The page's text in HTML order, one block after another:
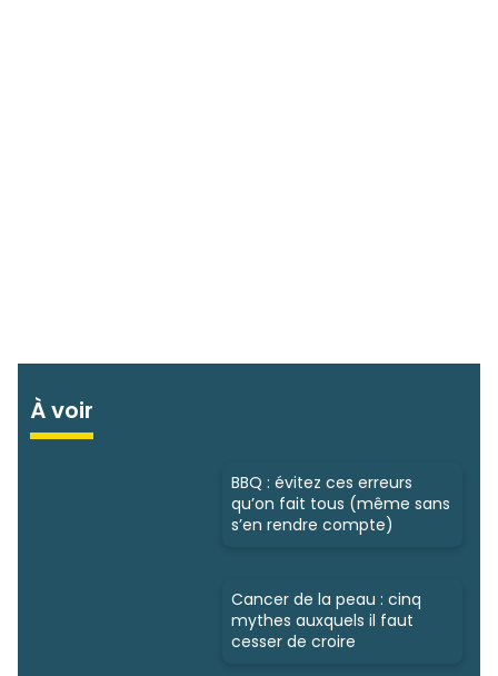
À voir
BBQ : évitez ces erreurs
qu’on fait tous (même sans
s’en rendre compte)
Cancer de la peau : cinq
mythes auxquels il faut
cesser de croire